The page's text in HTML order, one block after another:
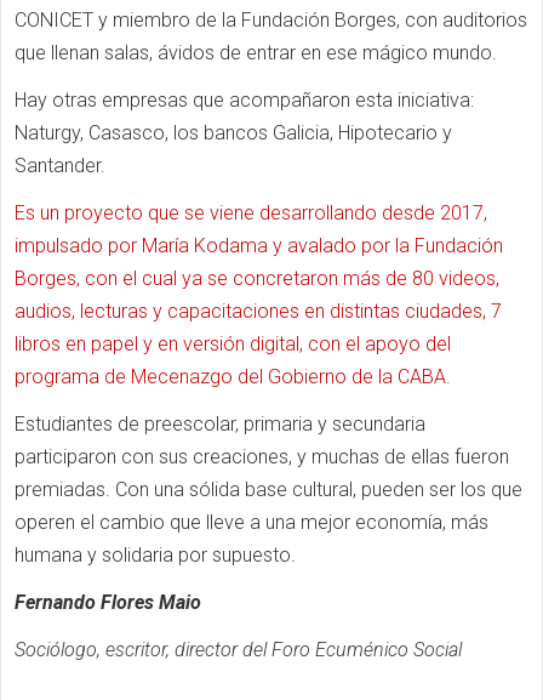
CONICET y miembro de la Fundación Borges, con auditorios
que llenan salas, ávidos de entrar en ese mágico mundo.
Hay otras empresas que acompañaron esta iniciativa:
Naturgy, Casasco, los bancos Galicia, Hipotecario y
Santander.
Es un proyecto que se viene desarrollando desde 2017,
impulsado por María Kodama y avalado por la Fundación
Borges, con el cual ya se concretaron más de 80 videos,
audios, lecturas y capacitaciones en distintas ciudades, 7
libros en papel y en versión digital, con el apoyo del
programa de Mecenazgo del Gobierno de la CABA.
Estudiantes de preescolar, primaria y secundaria
participaron con sus creaciones, y muchas de ellas fueron
premiadas. Con una sólida base cultural, pueden ser los que
operen el cambio que lleve a una mejor economía, más
humana y solidaria por supuesto.
Fernando Flores Maio
Sociólogo, escritor, director del Foro Ecuménico Social